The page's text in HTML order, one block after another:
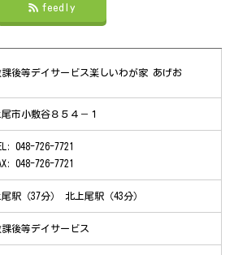
feedly
課後等デイサービス楽しいわが家 あげお
尾市小敷谷８５４－１
048-726-7721
048-726-7721
尾駅（37分） 北上尾駅（43分）
課後等デイサービス